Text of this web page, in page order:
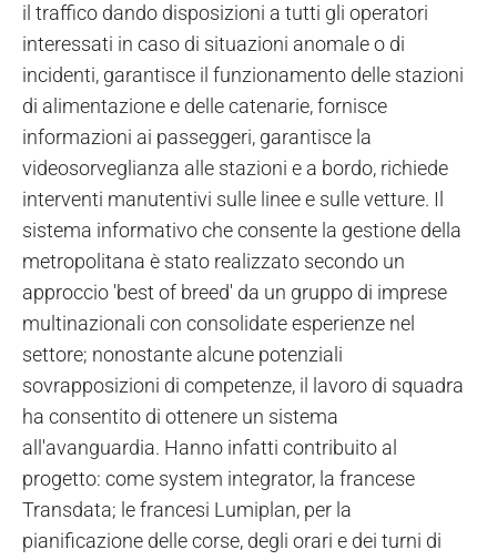
il traffico dando disposizioni a tutti gli operatori
interessati in caso di situazioni anomale o di
incidenti, garantisce il funzionamento delle stazioni
di alimentazione e delle catenarie, fornisce
informazioni ai passeggeri, garantisce la
videosorveglianza alle stazioni e a bordo, richiede
interventi manutentivi sulle linee e sulle vetture. Il
sistema informativo che consente la gestione della
metropolitana è stato realizzato secondo un
approccio 'best of breed' da un gruppo di imprese
multinazionali con consolidate esperienze nel
settore; nonostante alcune potenziali
sovrapposizioni di competenze, il lavoro di squadra
ha consentito di ottenere un sistema
all'avanguardia. Hanno infatti contribuito al
progetto: come system integrator, la francese
Transdata; le francesi Lumiplan, per la
pianificazione delle corse, degli orari e dei turni di